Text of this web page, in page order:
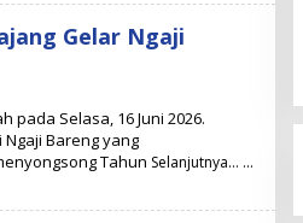
Gelar Ngaji
pada Selasa, 16 Juni 2026.
Bareng yang
Tahun Selanjutnya…